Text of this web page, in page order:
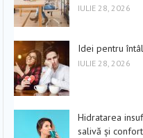
IULIE 28, 2026
Idei pentru
IULIE 28, 2026
Hidratarea
salivă și